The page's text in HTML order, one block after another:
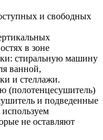
и свободных
в зоне
стиральную машину
ванной,
и стеллажи.
(полотенцесушитель)
и подведенные
не оставляют